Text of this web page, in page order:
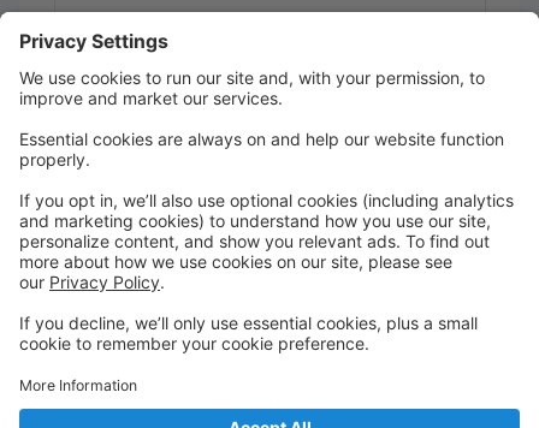
Send
Date du début des cours
Vendredi le 12 septembre 2025